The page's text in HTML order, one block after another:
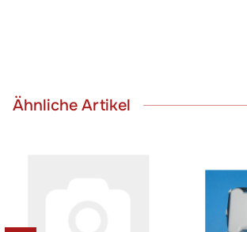
Ähnliche Artikel